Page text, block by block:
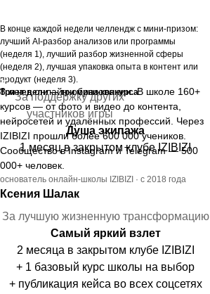
В конце каждой недели челлендж с мини-призом:
лучший AI-разбор анализов или программы
(неделя 1), лучший разбор жизненной сферы
(неделя 2), лучшая упаковка опыта в контент или
продукт (неделя 3).
Три недели — три мини-конкурса
ЧЕЛЛЕНДЖИ
3
За поддержку других
участников игры
Душа экипажа
1 месяц в закрытом клубе IZIBIZI
2
За лучшую жизненную трансформацию
Самый яркий взлет
2 месяца в закрытом клубе IZIBIZI
+ 1 базовый курс школы на выбор
+ публикация кейса во всех соцсетях
8 лет в онлайн-образовании. В школе 160+
курсов — от фото и видео до контента,
нейросетей и удалённых профессий. Через
IZIBIZI прошли более 600 000 учеников.
Сообщество в Instagram и Telegram — 500
000+ человек.
основатель онлайн-школы IZIBIZI · с 2018 года
Ксения Шалак